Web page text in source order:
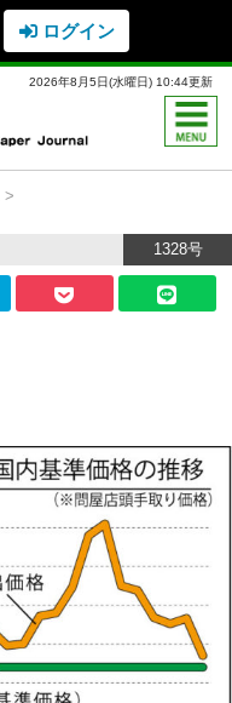
ログイン
2026年8月5日(水曜日) 10:44更新
1328号